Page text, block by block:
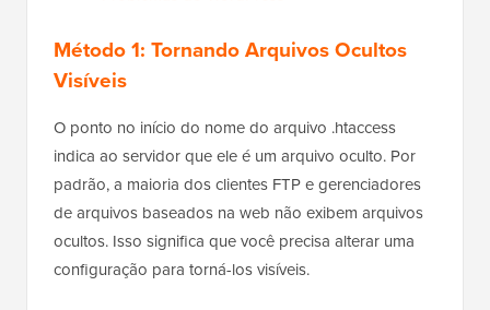
Método 1: Tornando Arquivos Ocultos
Visíveis
O ponto no início do nome do arquivo .htaccess
indica ao servidor que ele é um arquivo oculto. Por
padrão, a maioria dos clientes FTP e gerenciadores
de arquivos baseados na web não exibem arquivos
ocultos. Isso significa que você precisa alterar uma
configuração para torná-los visíveis.